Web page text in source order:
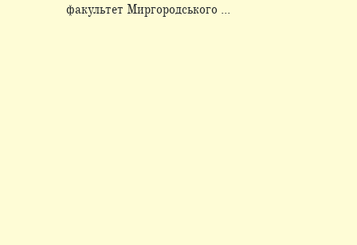
факультет Миргородського ...